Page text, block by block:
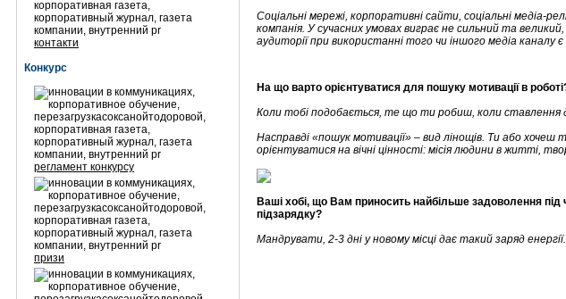
контакти
Конкурс
регламент конкурсу
призи
Соціальні мережі, корпоративні сайти, соціальні медіа-
компанія. У сучасних умовах виграє не сильний та
аудиторії при використанні того чи іншого медіа каналу є
На що варто орієнтуватися для пошуку мотивації в
Коли тобі подобається, те що ти робиш, коли ставлення
Насправді «пошук мотивації» – вид лінощів. Ти або хочеш
орієнтуватися на вічні цінності: місія людини в житті,
Ваші хобі, що Вам приносить найбільше задоволення під
підзарядку?
Мандрувати, 2-3 дні у новому місці дає такий заряд